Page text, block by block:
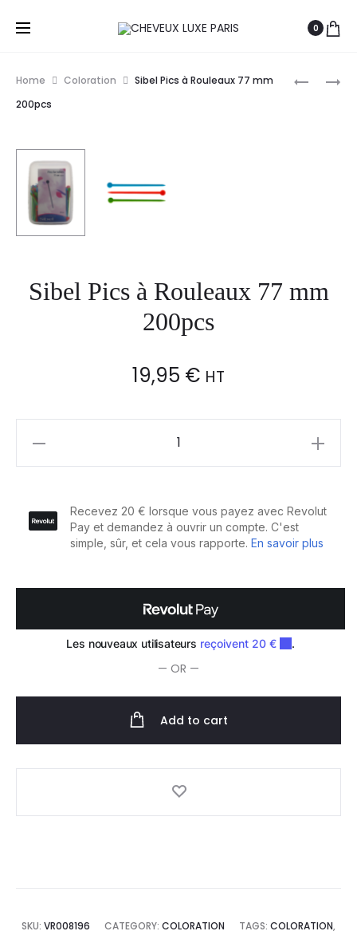
0
Home Coloration
Sibel Pics à Rouleaux 77 mm
200pcs
Sibel Pics à Rouleaux 77 mm
200pcs
19,95 € HT
77 mm
— OR —
Add to cart
SKU: VR008196 CATEGORY: COLORATION TAGS: COLORATION,